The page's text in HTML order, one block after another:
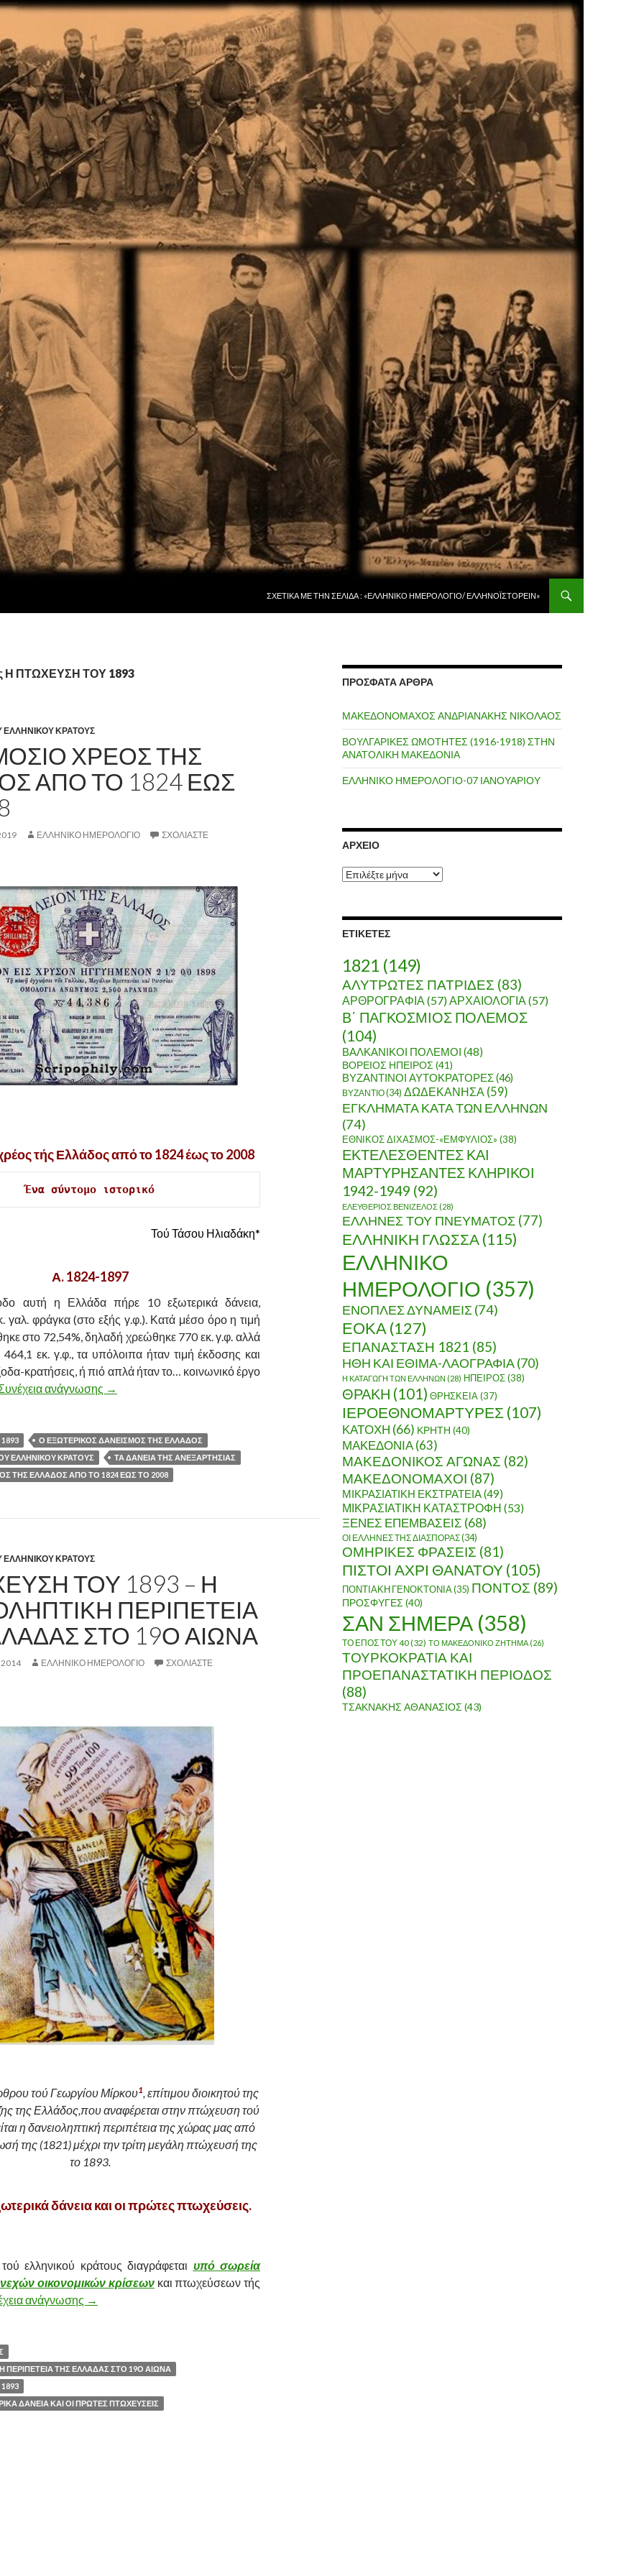
ΣΧΕΤΙΚᾺ ΜῈ ΤῊΝ ΣΕΛΊΔΑ : «ἙΛΛΗΝΙΚῸ ἩΜΕΡΟΛΌΓΙΟ/ ἙΛΛΗΝΟΪΣΤΟΡΕΙ͂Ν»
Η ΠΤΩΧΕΥΣΗ ΤΟΥ 1893
ΕΛΛΗΝΙΚΟΥ ΚΡΑΤΟΥΣ
ΧΡΕΟΣ ΤΗΣ
ΑΠΟ ΤΟ 1824 ΕΩΣ
ΕΛΛΗΝΙΚΟ ΗΜΕΡΟΛΟΓΙΟ ΣΧΟΛΙΆΣΤΕ
τής Ελλάδος από το 1824 έως το 2008
Ένα σύντομο ιστορικό
Τού Τάσου Ηλιαδάκη*
Α. 1824-1897
αυτή η Ελλάδα πήρε 10 εξωτερικά δάνεια,
γαλ. φράγκα (στο εξής γ.φ.). Κατά μέσο όρο η τιμή
στο 72,54%, δηλαδή χρεώθηκε 770 εκ. γ.φ. αλλά
464,1 εκ. γ.φ., τα υπόλοιπα ήταν τιμή έκδοσης και
κρατήσεις, ή πιό απλά ήταν το… κοινωνικό έργο
ανάγνωσης ΤΟ ΔΗΜΟΣΙΟ ΧΡΕΟΣ ΤΗΣ ΕΛΛΑΔΟΣ ΑΠΟ ΤΟ 1824 ΕΩΣ ΤΟ 2008
→
Ο ΕΞΩΤΕΡΙΚΟΣ ΔΑΝΕΙΣΜΟΣ ΤΗΣ ΕΛΛΑΔΟΣ
ΕΛΛΗΝΙΚΟΥ ΚΡΑΤΟΥΣ
ΤΑ ΔΑΝΕΙΑ ΤΗΣ ΑΝΕΞΑΡΤΗΣΙΑΣ
ΤΗΣ ΕΛΛΑΔΟΣ ΑΠΟ ΤΟ 1824 ΕΩΣ ΤΟ 2008
ΕΛΛΗΝΙΚΟΥ ΚΡΑΤΟΥΣ
ΤΟΥ 1893 – Η
ΠΕΡΙΠΕΤΕΙΑ
ΣΤΟ 19Ο ΑΙΩΝΑ
ΕΛΛΗΝΙΚΟ ΗΜΕΡΟΛΟΓΙΟ ΣΧΟΛΙΆΣΤΕ
τού Γεωργίου Μίρκου1, επίτιμου διοικητού της
της Ελλάδος,που αναφέρεται στην πτώχευση τού
η δανειοληπτική περιπέτεια της χώρας μας από
της (1821) μέχρι την τρίτη μεγάλη πτώχευσή της
το 1893.
δάνεια και οι πρώτες πτωχεύσεις.
ελληνικού κράτους διαγράφεται υπό σωρεία
οικονομικών κρίσεωνκαι πτωχεύσεων τής
ανάγνωσης Η ΠΤΩΧΕΥΣΗ ΤΟΥ 1893 – Η ΔΑΝΕΙΟΛΗΠΤΙΚΗ ΠΕΡΙΠΕΤΕΙΑ ΤΗΣ ΕΛΛΑΔΑΣ ΣΤΟ 19Ο ΑΙΩΝΑ
→
ΠΕΡΙΠΕΤΕΙΑ ΤΗΣ ΕΛΛΑΔΑΣ ΣΤΟ 19Ο ΑΙΩΝΑ
ΔΑΝΕΙΑ ΚΑΙ ΟΙ ΠΡΩΤΕΣ ΠΤΩΧΕΥΣΕΙΣ
ΠΡΌΣΦΑΤΑ ΆΡΘΡΑ
ΜΑΚΕΔΟΝΟΜΑΧΟΣ ΑΝΔΡΙΑΝΑΚΗΣ ΝΙΚΟΛΑΟΣ
ΒΟΥΛΓΑΡΙΚΕΣ ΩΜΟΤΗΤΕΣ (1916-1918) ΣΤΗΝ
ΑΝΑΤΟΛΙΚΗ ΜΑΚΕΔΟΝΙΑ
ΕΛΛΗΝΙΚΟ ΗΜΕΡΟΛΟΓΙΟ-07 ΙΑΝΟΥΑΡΙΟΥ
ΑΡΧΕΊΟ
Α
ρ
ο
ΕΤΙΚΈΤΕΣ
1821 (149)
ΑΛΥΤΡΩΤΕΣ ΠΑΤΡΙΔΕΣ (83)
ΑΡΘΡΟΓΡΑΦΙΑ(57)ΑΡΧΑΙΟΛΟΓΙΑ(57)
Β΄ ΠΑΓΚΟΣΜΙΟΣ ΠΟΛΕΜΟΣ
(104)
ΒΑΛΚΑΝΙΚΟΙ ΠΟΛΕΜΟΙ (48)
ΒΟΡΕΙΟΣ ΗΠΕΙΡΟΣ (41)
ΒΥΖΑΝΤΙΝΟΙ ΑΥΤΟΚΡΑΤΟΡΕΣ(46)
ΒΥΖΑΝΤΙΟ(34) ΔΩΔΕΚΑΝΗΣΑ (59)
ΕΓΚΛΗΜΑΤΑ ΚΑΤΑ ΤΩΝ ΕΛΛΗΝΩΝ
(74)
ΕΘΝΙΚΟΣ ΔΙΧΑΣΜΟΣ-«ΕΜΦΥΛΙΟΣ» (38)
ΕΚΤΕΛΕΣΘΕΝΤΕΣ ΚΑΙ
ΜΑΡΤΥΡΗΣΑΝΤΕΣ ΚΛΗΡΙΚΟΙ
1942-1949 (92)
ΕΛΕΥΘΕΡΙΟΣ ΒΕΝΙΖΕΛΟΣ (28)
ΕΛΛΗΝΕΣ ΤΟΥ ΠΝΕΥΜΑΤΟΣ (77)
ΕΛΛΗΝΙΚΗ ΓΛΩΣΣΑ (115)
ΕΛΛΗΝΙΚΟ
ΗΜΕΡΟΛΟΓΙΟ (357)
ΕΝΟΠΛΕΣ ΔΥΝΑΜΕΙΣ(74)
ΕΟΚΑ (127)
ΕΠΑΝΑΣΤΑΣΗ 1821 (85)
ΗΘΗ ΚΑΙ ΕΘΙΜΑ-ΛΑΟΓΡΑΦΙΑ(70)
Η ΚΑΤΑΓΩΓΗ ΤΩΝ ΕΛΛΗΝΩΝ (28) ΗΠΕΙΡΟΣ(38)
ΘΡΑΚΗ (101) ΘΡΗΣΚΕΙΑ(37)
ΙΕΡΟΕΘΝΟΜΑΡΤΥΡΕΣ (107)
ΚΑΤΟΧΗ (66) ΚΡΗΤΗ (40)
ΜΑΚΕΔΟΝΙΑ(63)
ΜΑΚΕΔΟΝΙΚΟΣ ΑΓΩΝΑΣ (82)
ΜΑΚΕΔΟΝΟΜΑΧΟΙ (87)
ΜΙΚΡΑΣΙΑΤΙΚΗ ΕΚΣΤΡΑΤΕΙΑ(49)
ΜΙΚΡΑΣΙΑΤΙΚΗ ΚΑΤΑΣΤΡΟΦΗ (53)
ΞΕΝΕΣ ΕΠΕΜΒΑΣΕΙΣ (68)
ΟΙ ΕΛΛΗΝΕΣ ΤΗΣ ΔΙΑΣΠΟΡΑΣ(34)
ΟΜΗΡΙΚΕΣ ΦΡΑΣΕΙΣ (81)
ΠΙΣΤΟΙ ΑΧΡΙ ΘΑΝΑΤΟΥ (105)
ΠΟΝΤΙΑΚΗ ΓΕΝΟΚΤΟΝΙΑ(35) ΠΟΝΤΟΣ (89)
ΠΡΟΣΦΥΓΕΣ (40)
ΣΑΝ ΣΗΜΕΡΑ (358)
ΤΟ ΕΠΟΣ ΤΟΥ 40(32) ΤΟ ΜΑΚΕΔΟΝΙΚΟ ΖΗΤΗΜΑ (26)
ΤΟΥΡΚΟΚΡΑΤΙΑ ΚΑΙ
ΠΡΟΕΠΑΝΑΣΤΑΤΙΚΗ ΠΕΡΙΟΔΟΣ
(88)
ΤΣΑΚΝΑΚΗΣ ΑΘΑΝΑΣΙΟΣ (43)